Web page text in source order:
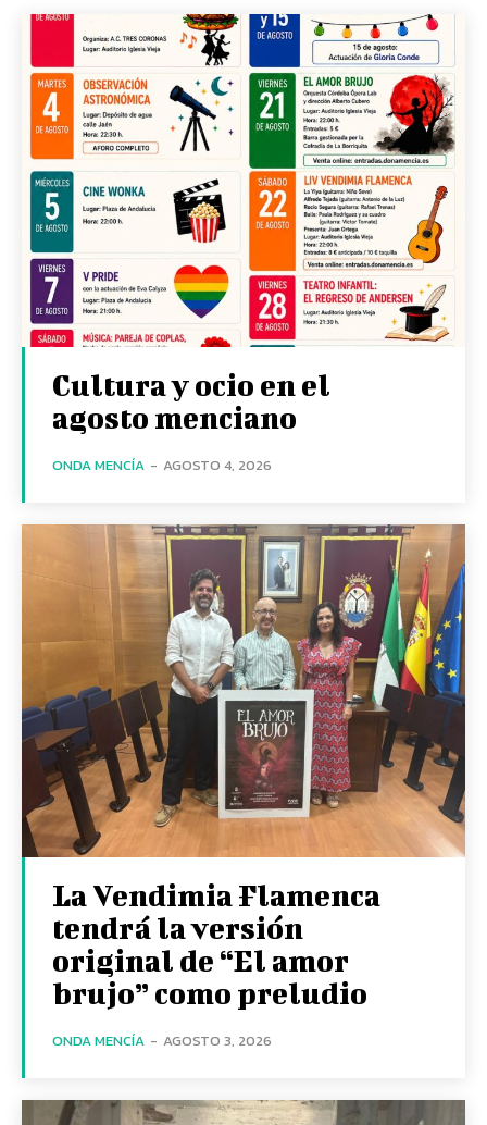
Cultura y ocio en el
agosto menciano
ONDA MENCÍA - AGOSTO 4, 2026
La Vendimia Flamenca
tendrá la versión
original de “El amor
brujo” como preludio
ONDA MENCÍA - AGOSTO 3, 2026